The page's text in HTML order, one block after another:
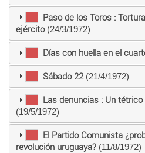
Paso de los Toros :
ejército(24/3/1972)
Días con huella en el
Sábado 22(21/4/1972)
Las denuncias : Un
(19/5/1972)
El Partido Comunista
revolución uruguaya?(11/8/1972)